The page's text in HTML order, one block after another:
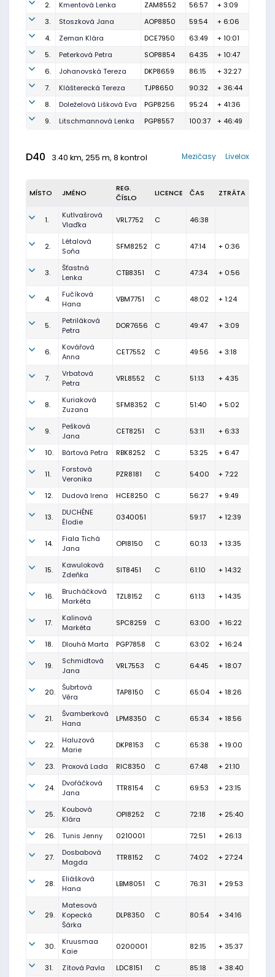
2. Kmentová Lenka ZAM8552 56:57
+ 3:09
3.
Stoszková Jana AOP8850 59:54
+ 6:06
4.
Zeman Klára DCE7950 63:49
+ 10:01
5.
Peterková Petra SOP8854 64:35
+ 10:47
6.
Johanovská Tereza DKP8659 86:15
+ 32:27
7.
Klášterecká Tereza TJP8650 90:32
+ 36:44
8.
Doleželová Lišková Eva PGP8256 95:24
+ 41:36
9.
Litschmannová Lenka PGP8557 100:37 + 46:49
D40 3.40 km, 255 m, 8 kontrol Livelox
Mezičasy
MÍSTO JMÉNO
REG.
ČÍSLO
LICENCE ČAS ZTRÁTA
1.
Kutlvašrová
Vlaďka
VRL7752 C 46:38
2.
Létalová
Soňa
SFM8252 C 47:14 + 0:36
3.
Šťastná
Lenka
CTB8351 C 47:34 + 0:56
4.
Fučíková
Hana
VBM7751 C 48:02 + 1:24
5.
Petriláková
Petra
DOR7656 C 49:47 + 3:09
6.
Kovářová
Anna
CET7552 C 49:56 + 3:18
7.
Vrbatová
Petra
VRL8552 C 51:13 + 4:35
8.
Kuriaková
Zuzana
SFM8352 C 51:40 + 5:02
9.
Pešková
Jana
CET8251 C 53:11 + 6:33
10. Bártová Petra RBK8252 C 53:25 + 6:47
11.
Forstová
Veronika
PZR8181 C 54:00 + 7:22
12. Dudová Irena HCE8250 C 56:27 + 9:49
13.
DUCHÊNE
Élodie
0340051 59:17 + 12:39
14.
Fiala Tichá
Jana
OPI8150 C 60:13 + 13:35
15.
Kawuloková
Zdeňka
SIT8451 C 61:10 + 14:32
16.
Brucháčková
Markéta
TZL8152 C 61:13 + 14:35
17.
Kalinová
Markéta
SPC8259 C 63:00 + 16:22
18. Dlouhá Marta PGP7858 C 63:02 + 16:24
19.
Schmidtová
Jana
VRL7553 C 64:45 + 18:07
20.
Šubrtová
Věra
TAP8150 C 65:04 + 18:26
21.
Švamberková
Hana
LPM8350 C 65:34 + 18:56
22.
Haluzová
Marie
DKP8153 C 65:38 + 19:00
23. Proxová Lada RIC8350 C 67:48 + 21:10
24.
Dvořáčková
Jana
TTR8154 C 69:53 + 23:15
25.
Koubová
Klára
OPI8252 C 72:18 + 25:40
26. Tunis Jenny 0210001 72:51 + 26:13
27.
Dosbabová
Magda
TTR8152 C 74:02 + 27:24
28.
Eliášková
Hana
LBM8051 C 76:31 + 29:53
29.
Matesová
Kopecká
Šárka
DLP8350 C 80:54 + 34:16
30.
Kruusmaa
Kaie
0200001 82:15 + 35:37
31. Zítová Pavla LDC8151 C 85:18 + 38:40